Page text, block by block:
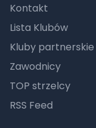
Kontakt
Lista Klubów
Kluby partnerskie
Zawodnicy
TOP strzelcy
RSS Feed